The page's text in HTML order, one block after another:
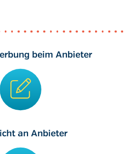
beim Anbieter
an Anbieter